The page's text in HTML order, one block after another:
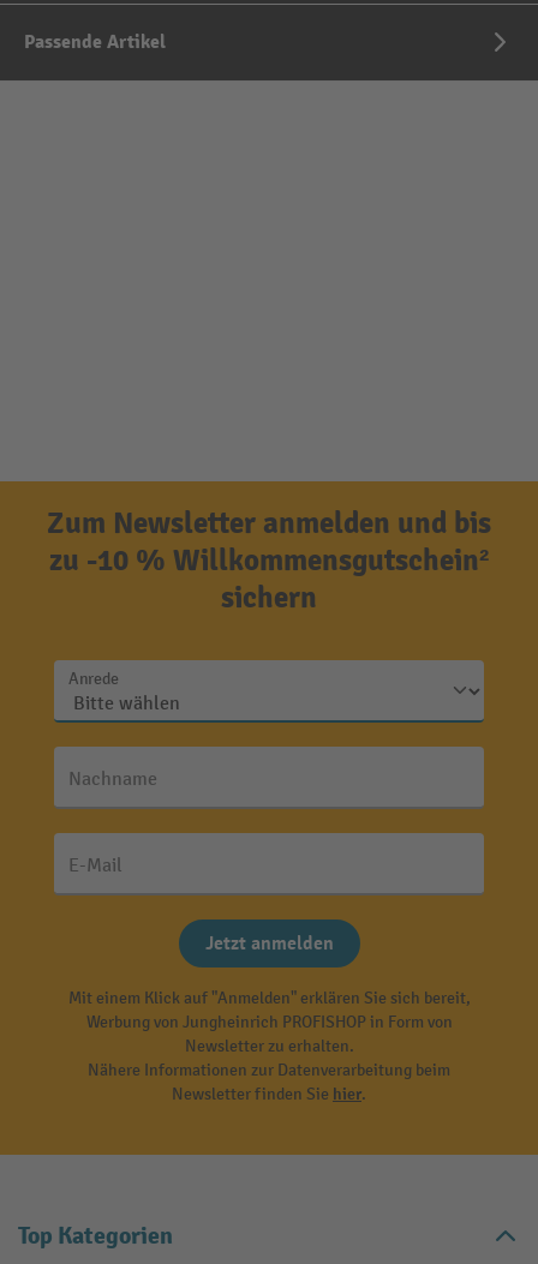
Passende Artikel
Zum Newsletter anmelden und bis
zu -10 % Willkommensgutschein²
sichern
Anrede
Nachname
E-Mail
Jetzt anmelden
Mit einem Klick auf "Anmelden" erklären Sie sich bereit,
Werbung von Jungheinrich PROFISHOP in Form von
Newsletter zu erhalten.
Nähere Informationen zur Datenverarbeitung beim
Newsletter finden Sie hier.
Top Kategorien